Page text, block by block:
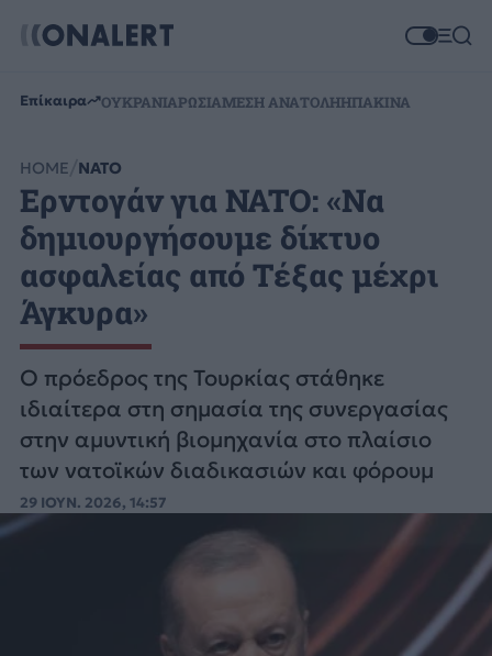
Επίκαιρα ΟΥΚΡΑΝΙΑΡΩΣΙΑΜΕΣΗ ΑΝΑΤΟΛΗΗΠΑΚΙΝΑ
HOME ΝΑΤΟ
Ερντογάν για NATO: «Να
δημιουργήσουμε δίκτυο
ασφαλείας από Τέξας μέχρι
Άγκυρα»
Ο πρόεδρος της Τουρκίας στάθηκε
ιδιαίτερα στη σημασία της συνεργασίας
στην αμυντική βιομηχανία στο πλαίσιο
των νατοϊκών διαδικασιών και φόρουμ
29 ΙΟΥΝ. 2026, 14:57